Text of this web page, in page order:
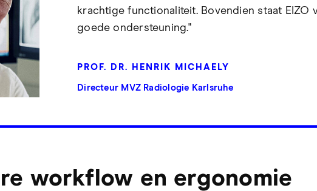
krachtige functionaliteit. Bovendien staat EIZO
goede ondersteuning."
PROF. DR. HENRIK MICHAELY
Directeur MVZ Radiologie Karlsruhe
workflow en ergonomie